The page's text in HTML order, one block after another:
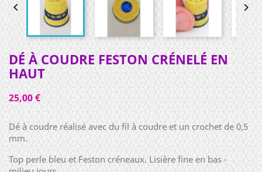
 
DÉ À COUDRE FESTON CRÉNELÉ EN
HAUT
25,00 €
Dé à coudre réalisé avec du fil à coudre et un crochet de 0,5
mm.
Top perle bleu et Feston créneaux. Lisière fine en bas -